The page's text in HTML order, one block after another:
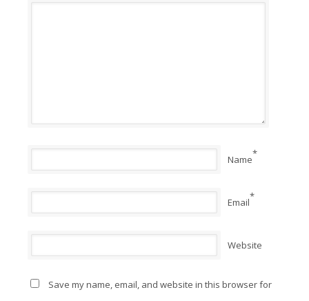
Name*
Email*
Website
Save my name, email, and website in this browser for